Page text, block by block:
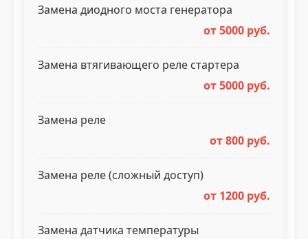
Замена диодного моста генератора
от 5000 руб.
Замена втягивающего реле стартера
от 5000 руб.
Замена реле
от 800 руб.
Замена реле (сложный доступ)
от 1200 руб.
Замена датчика температуры